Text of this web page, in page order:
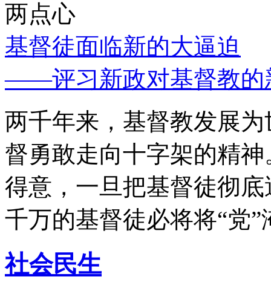
两点心
基督徒面临新的大逼迫
——评习新政对基督教的
两千年来，基督教发展
督勇敢走向十字架的精
得意，一旦把基督徒彻
千万的基督徒必将将“党”
社会民生